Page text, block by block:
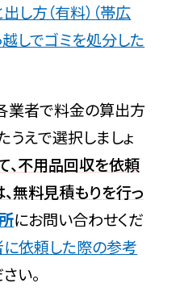
し方（有料）（帯広
しでゴミを処分した
業者で料金の算出方
えで選択しましょ
、不用品回収を依頼
無料見積もりを行っ
にお問い合わせくだ
依頼した際の参考
い。